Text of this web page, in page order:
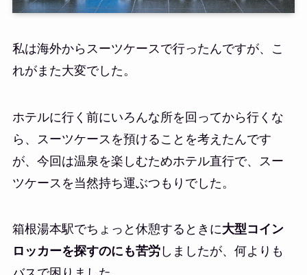
私は海外からスーツケースで行ったんですが、こ
れがまた大変でした。
ホテルに行く前にいろんな所を回ってから行くな
ら、スーツケースを預けることを考えたんです
が、今回は温泉を楽しむためホテル直行で、スー
ツケースを当然持ち運ぶつもりでした。
箱根湯本駅でちょっと休憩するときに大型コイン
ロッカーを探すのにも苦労しましたが、何よりも